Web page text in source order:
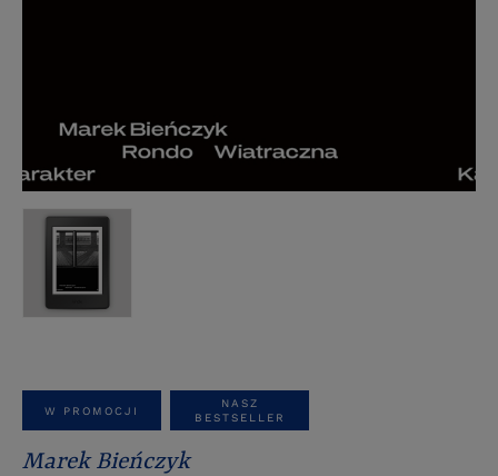
W PROMOCJI
NASZ
BESTSELLER
Marek Bieńczyk